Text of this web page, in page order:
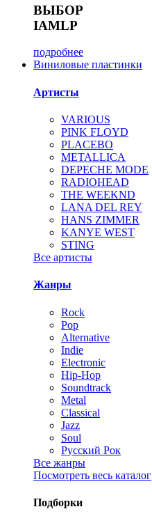
ВЫБОР
IAMLP
подробнее
Виниловые пластинки
Артисты
VARIOUS
PINK FLOYD
PLACEBO
METALLICA
DEPECHE MODE
RADIOHEAD
THE WEEKND
LANA DEL REY
HANS ZIMMER
KANYE WEST
STING
Все артисты
Жанры
Rock
Pop
Alternative
Indie
Electronic
Hip-Hop
Soundtrack
Metal
Classical
Jazz
Soul
Русский Рок
Все жанры
Посмотреть весь каталог
Подборки